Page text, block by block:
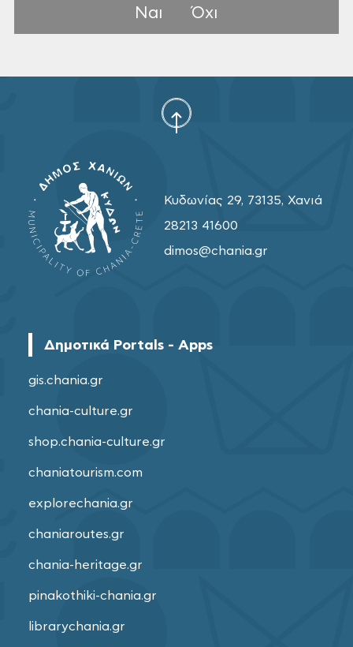
Ναι
Όχι
Κυδωνίας 29, 73135, Χανιά
28213 41600
dimos@chania.gr
Δημοτικά Portals - Apps
gis.chania.gr
chania-culture.gr
shop.chania-culture.gr
chaniatourism.com
explorechania.gr
chaniaroutes.gr
chania-heritage.gr
pinakothiki-chania.gr
librarychania.gr